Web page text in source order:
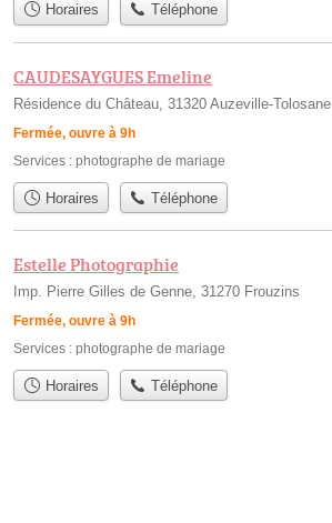
Horaires Téléphone
CAUDESAYGUES Emeline
Résidence du Château, 31320 Auzeville-Tolosane
Fermée, ouvre à 9h
Services : photographe de mariage
Horaires Téléphone
Estelle Photographie
Imp. Pierre Gilles de Genne, 31270 Frouzins
Fermée, ouvre à 9h
Services : photographe de mariage
Horaires Téléphone